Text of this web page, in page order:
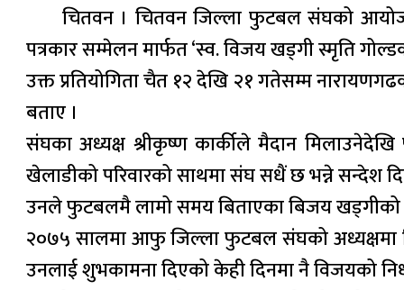
चितवन । चितवन जिल्ला फुटबल संघको
पत्रकार सम्मेलन मार्फत ‘स्व. विजय खड्गी स्मृति
उक्त प्रतियोगिता चैत १२ देखि २१ गतेसम्म
बताए ।
संघका अध्यक्ष श्रीकृष्ण कार्कीले मैदान
खेलाडीको परिवारको साथमा संघ सधैं छ भन्ने सन्देश
उनले फुटबलमै लामो समय बिताएका बिजय
२०७५ सालमा आफु जिल्ला फुटबल संघको अध्यक्षमा
उनलाई शुभकामना दिएको केही दिनमा नै विजयको